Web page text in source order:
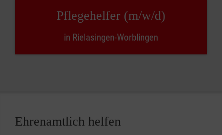
Pflegehelfer (m/w/d)
in Rielasingen-Worblingen
Ehrenamtlich helfen